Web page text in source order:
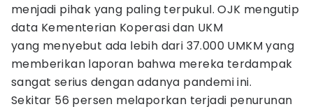
menjadi pihak yang paling terpukul. OJK mengutip
data Kementerian Koperasi dan UKM
yang menyebut ada lebih dari 37.000 UMKM yang
memberikan laporan bahwa mereka terdampak
sangat serius dengan adanya pandemi ini.
Sekitar 56 persen melaporkan terjadi penurunan